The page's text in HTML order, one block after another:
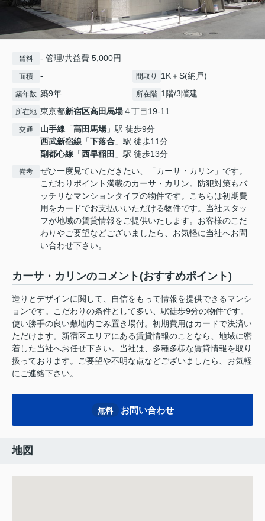
賃料 - 管理/共益費 5,000円
面積 - 間取り 1K＋S(納戸)
築年数 築9年 所在階 1階/3階建
所在地 東京都新宿区高田馬場４丁目19-11
交通 山手線 「高田馬場」駅 徒歩9分
西武新宿線 「下落合 」駅 徒歩11分
副都心線 「西早稲田 」駅 徒歩13分
備考
ぜひ一度見ていただきたい、「カーサ・カリン」です。
こだわりポイント満載のカーサ・カリン。防犯対策もバ
ッチリなマンションタイプの物件です。こちらは初期費
用をカードでお支払いいただける物件です。当社スタッ
フが地域の賃貸情報をご提供いたします。お客様のこだ
わりやご要望などございましたら、お気軽に当社へお問
い合わせ下さい。
カーサ・カリンのコメント(おすすめポイント)
造りとデザインに関して、自信をもって情報を提供できるマンシ
ョンです。こだわりの条件として多い、駅徒歩9分の物件です。
使い勝手の良い敷地内ごみ置き場付。初期費用はカードで決済い
ただけます。新宿区エリアにある賃貸情報のことなら、地域に密
着した当社へお任せ下さい。当社は、多種多様な賃貸情報を取り
扱っております。ご要望や不明な点などございましたら、お気軽
にご連絡下さい。
無料 お問い合わせ
地図